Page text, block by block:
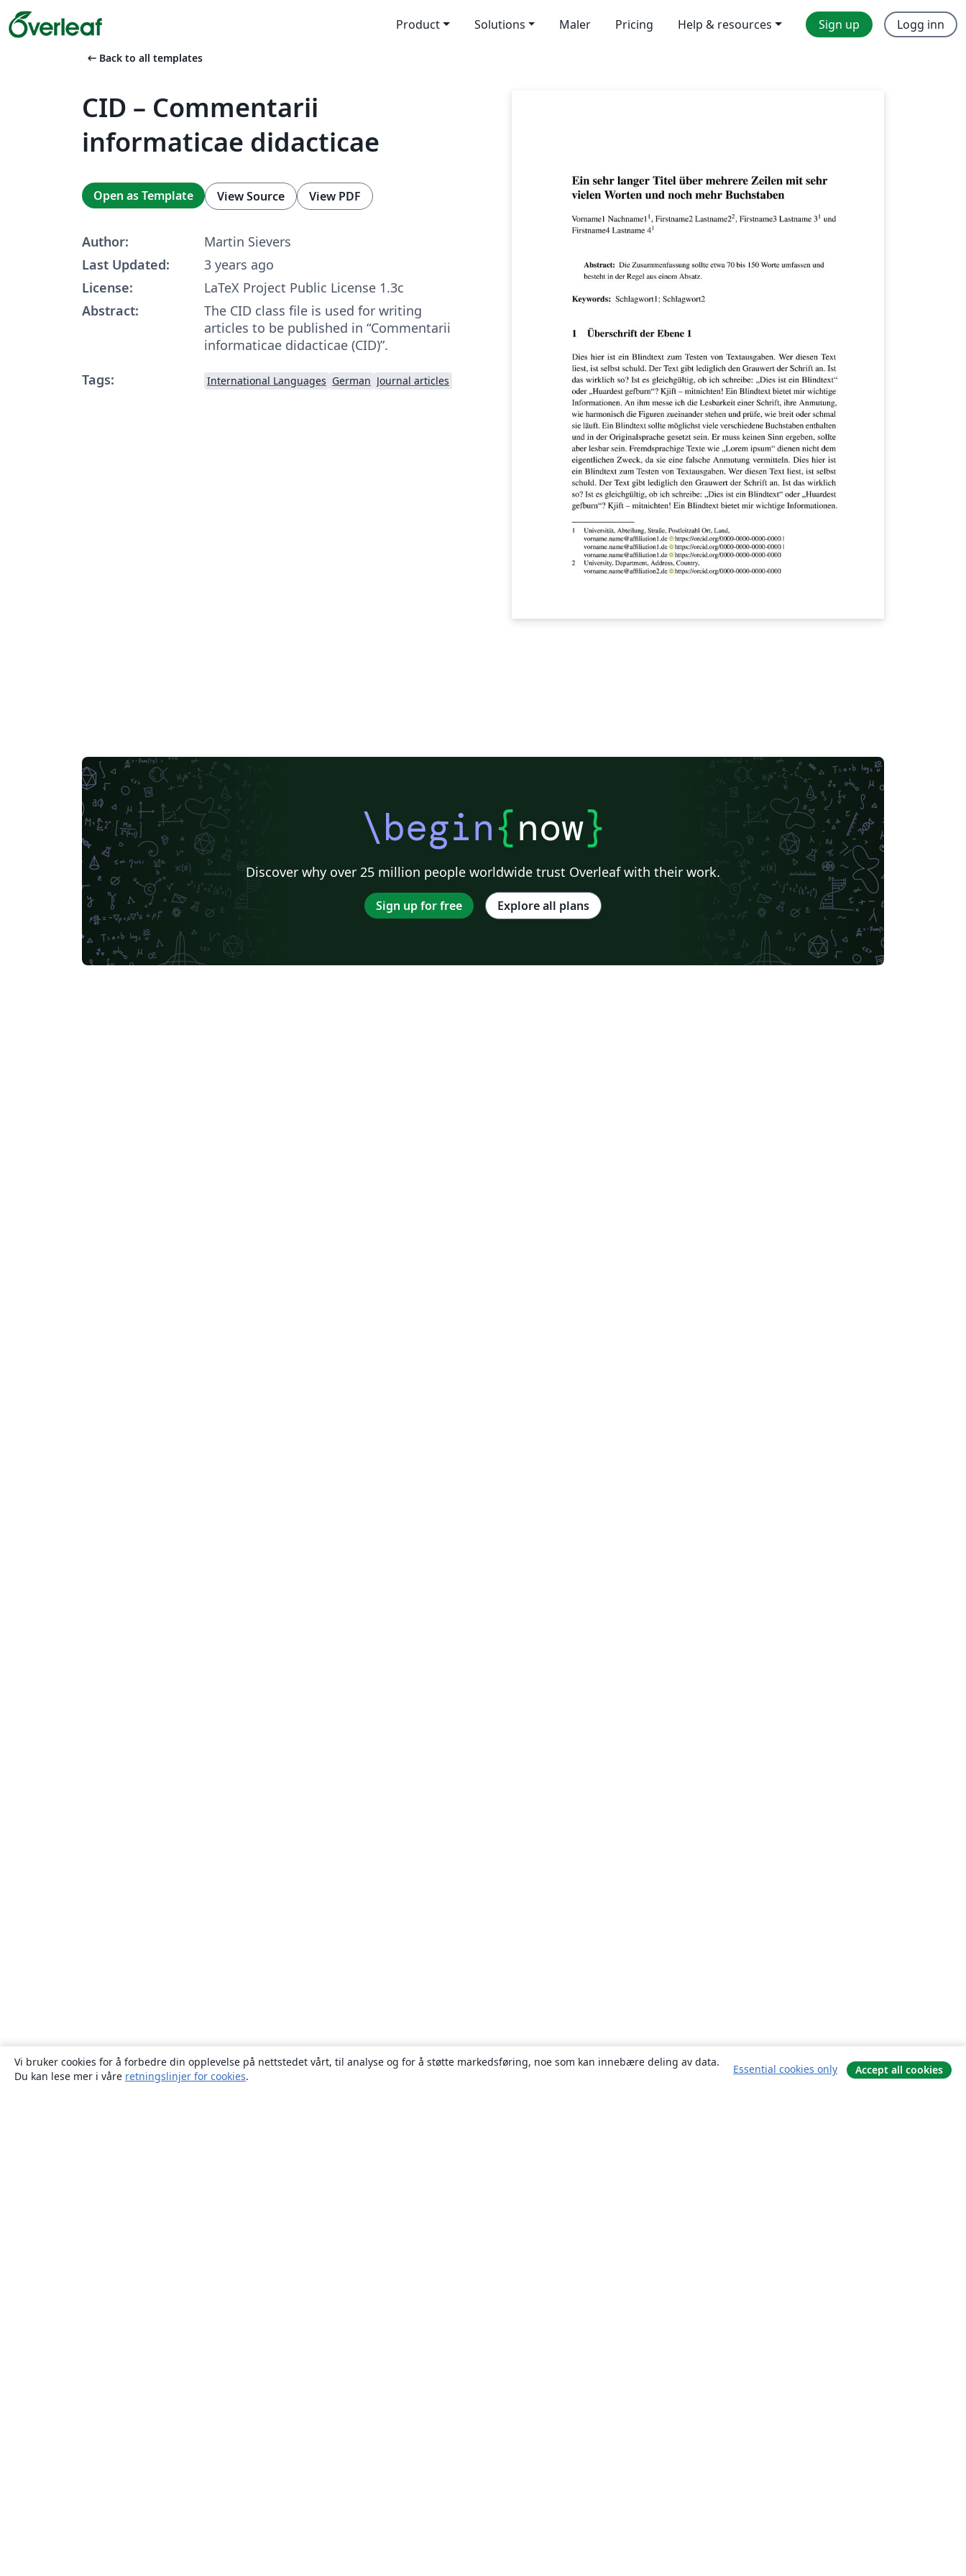
Product Solutions Maler Pricing Help & resources Sign up Logg inn
arrow_left_alt Back to all templates
CID – Commentarii
informaticae didacticae
Open as Template View Source View PDF
Author:
Martin Sievers
Last Updated:
3 years ago
License:
LaTeX Project Public License 1.3c
Abstract:
The CID class file is used for writing
articles to be published in “Commentarii
informaticae didacticae (CID)”.
Tags:
International Languages German Journal articles
\begin{now}
Discover why over 25 million people worldwide trust Overleaf with their work.
Sign up for free Explore all plans
Vi bruker cookies for å forbedre din opplevelse på nettstedet vårt, til analyse og for å støtte markedsføring, noe som kan innebære deling av data.
Du kan lese mer i våre retningslinjer for cookies.
Essential cookies only Accept all cookies